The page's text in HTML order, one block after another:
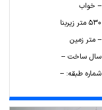
-- خواب
530 متر زیربنا
-- متر زمین
سال ساخت --
شماره طبقه: --